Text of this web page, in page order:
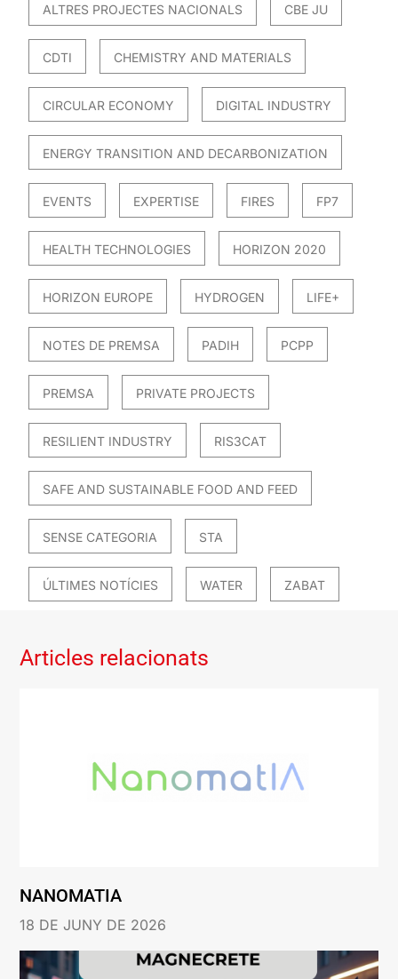
ALTRES PROJECTES NACIONALS CBE JU
CDTI CHEMISTRY AND MATERIALS
CIRCULAR ECONOMY DIGITAL INDUSTRY
ENERGY TRANSITION AND DECARBONIZATION
EVENTS EXPERTISE FIRES FP7
HEALTH TECHNOLOGIES HORIZON 2020
HORIZON EUROPE HYDROGEN LIFE+
NOTES DE PREMSA PADIH PCPP
PREMSA PRIVATE PROJECTS
RESILIENT INDUSTRY RIS3CAT
SAFE AND SUSTAINABLE FOOD AND FEED
SENSE CATEGORIA STA
ÚLTIMES NOTÍCIES WATER ZABAT
Articles relacionats
NANOMATIA
18 DE JUNY DE 2026